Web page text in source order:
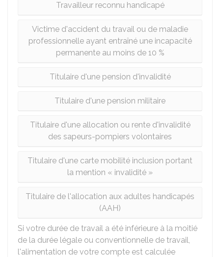
Travailleur reconnu handicapé
Victime d'accident du travail ou de maladie
professionnelle ayant entraîné une incapacité
permanente au moins de 10 %
Titulaire d'une pension d'invalidité
Titulaire d'une pension militaire
Titulaire d'une allocation ou rente d'invalidité
des sapeurs-pompiers volontaires
Titulaire d'une carte mobilité inclusion portant
la mention « invalidité »
Titulaire de l'allocation aux adultes handicapés
(AAH)
Si votre durée de travail a été inférieure à la moitié
de la durée légale ou conventionnelle de travail,
l'alimentation de votre compte est calculée